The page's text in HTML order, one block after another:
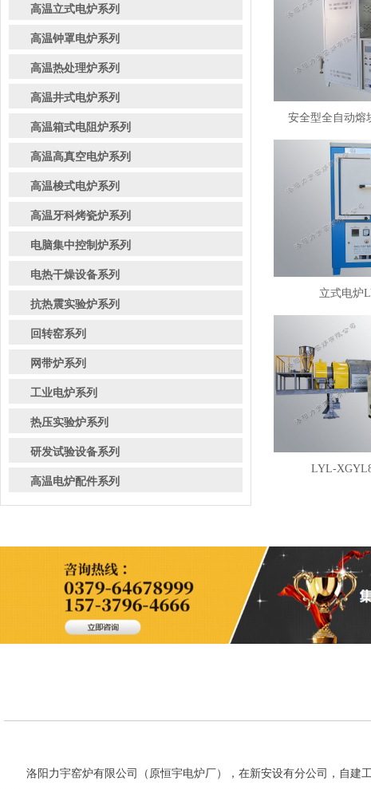
高温立式电炉系列
高温钟罩电炉系列
高温热处理炉系列
高温井式电炉系列
高温箱式电阻炉系列
高温高真空电炉系列
高温梭式电炉系列
高温牙科烤瓷炉系列
电脑集中控制炉系列
电热干燥设备系列
抗热震实验炉系列
回转窑系列
网带炉系列
工业电炉系列
热压实验炉系列
研发试验设备系列
高温电炉配件系列
安全型全自动熔
立式电炉
LYL-
洛阳力宇窑炉有限公司（原恒宇电炉厂），在新安设有分公司，自建